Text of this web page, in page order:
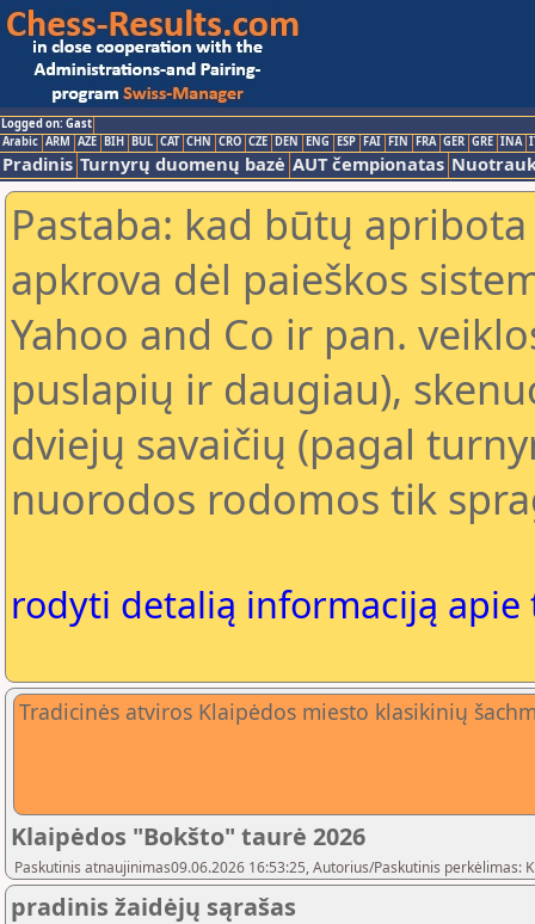
Logged on: Gast
Arabic ARM AZE BIH BUL CAT CHN CRO CZE DEN ENG ESP FAI FIN FRA GER GRE INA
Pradinis Turnyrų duomenų bazė AUT čempionatas
Pastaba: kad būtų
apkrova dėl paieškos
Yahoo and Co ir pan.
puslapių ir daugiau),
dviejų savaičių (pagal
nuorodos rodomos tik
rodyti detalią informaciją
Tradicinės atviros Klaipėdos miesto klasikinių
Klaipėdos "Bokšto" taurė 2026
Paskutinis atnaujinimas09.06.2026 16:53:25, Autorius/Paskutinis perkėlimas:
pradinis žaidėjų sąrašas